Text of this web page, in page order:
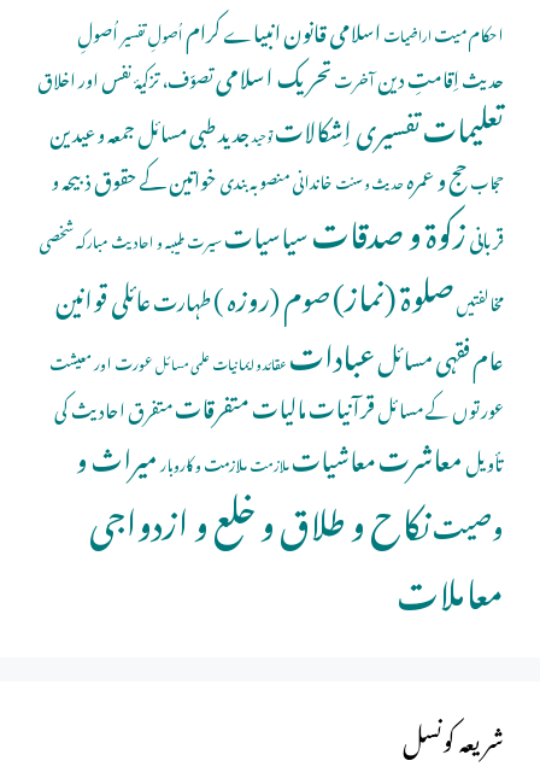
احکام میتاراضیاتاسلامی قانونانبیاے کراماُصولِ تفسیراُصولِ
حدیثاِقامتِ دینآخرتتحریک اسلامیتصوّف، تزکیۂ نفس اور اخلاق
تعلیماتتفسیری اِشکالاتتوحیدجدید طبی مسائلجمعہ و عیدین
حجابحج و عمرہحدیث و سنتخاندانی منصوبہ بندیخواتین کے حقوقذبیحہ و
قربانیزکوۃ و صدقاتسیاسیاتسیرت طیبہ و احادیث مبارکہشخصی
مخالفتیںصلوة (نماز)صوم (روزہ )طہارتعائلی قوانین
عام فقہی مسائلعباداتعقائد و ایمانیاتعلمی مسائلعورت اور معیشت
عورتوں کے مسائلقرآنیاتمالیاتمتفرقاتمتفرق احادیث کی
تأویلمعاشرتمعاشیاتملازمتملازمت و کاروبارمیراث و
وصیتنکاح و طلاق و خلع و ازدواجی
معاملات
شریعہ کونسل